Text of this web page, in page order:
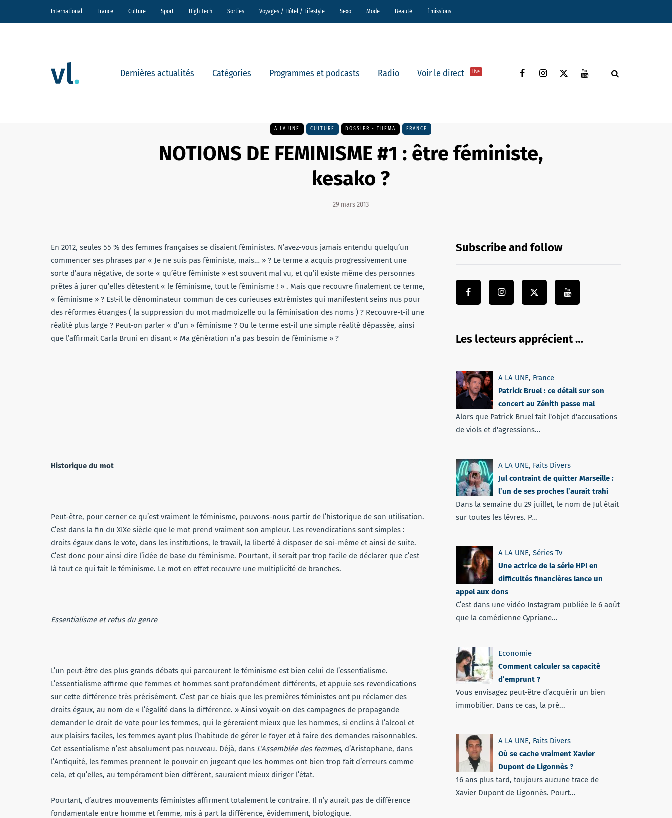
International France Culture Sport High Tech Sorties Voyages / Hôtel / Lifestyle Sexo Mode Beauté Émissions
Dernières actualités Catégories Programmes et podcasts Radio Voir le direct live
A LA UNE CULTURE DOSSIER - THEMA FRANCE
NOTIONS DE FEMINISME #1 : être féministe,
kesako ?
29 mars 2013
En 2012, seules 55 % des femmes françaises se disaient féministes. N’avez-vous jamais entendu quelqu’un
commencer ses phrases par « Je ne suis pas féministe, mais… » ? Le terme a acquis progressivement une
sorte d’aura négative, de sorte « qu’être féministe » est souvent mal vu, et qu’il existe même des personnes
prêtes à jurer qu’elles détestent « le féminisme, tout le féminisme ! » . Mais que recouvre finalement ce terme,
« féminisme » ? Est-il le dénominateur commun de ces curieuses extrémistes qui manifestent seins nus pour
des réformes étranges ( la suppression du mot madmoizelle ou la féminisation des noms ) ? Recouvre-t-il une
réalité plus large ? Peut-on parler « d’un » féminisme ? Ou le terme est-il une simple réalité dépassée, ainsi
que l’affirmait Carla Bruni en disant « Ma génération n’a pas besoin de féminisme » ?
Historique du mot
Peut-être, pour cerner ce qu’est vraiment le féminisme, pouvons-nous partir de l’historique de son utilisation.
C’est dans la fin du XIXe siècle que le mot prend vraiment son ampleur. Les revendications sont simples :
droits égaux dans le vote, dans les institutions, le travail, la liberté à disposer de soi-même et ainsi de suite.
C’est donc pour ainsi dire l’idée de base du féminisme. Pourtant, il serait par trop facile de déclarer que c’est
là tout ce qui fait le féminisme. Le mot en effet recouvre une multiplicité de branches.
Essentialisme et refus du genre
L’un peut-être des plus grands débats qui parcourent le féminisme est bien celui de l’essentialisme.
L’essentialisme affirme que femmes et hommes sont profondément différents, et appuie ses revendications
sur cette différence très précisément. C’est par ce biais que les premières féministes ont pu réclamer des
droits égaux, au nom de « l’égalité dans la différence. » Ainsi voyait-on des campagnes de propagande
demander le droit de vote pour les femmes, qui le géreraient mieux que les hommes, si enclins à l’alcool et
aux plaisirs faciles, les femmes ayant plus l’habitude de gérer le foyer et à faire des demandes raisonnables.
Cet essentialisme n’est absolument pas nouveau. Déjà, dans L’Assemblée des femmes, d’Aristophane, dans
l’Antiquité, les femmes prennent le pouvoir en jugeant que les hommes ont bien trop fait d’erreurs comme
cela, et qu’elles, au tempérament bien différent, sauraient mieux diriger l’état.
Pourtant, d’autres mouvements féministes affirment totalement le contraire. Il n’y aurait pas de différence
fondamentale entre homme et femme, mis à part la différence, évidemment, biologique.
Subscribe and follow
Les lecteurs apprécient …
A LA UNE, France
Patrick Bruel : ce détail sur son
concert au Zénith passe mal
Alors que Patrick Bruel fait l'objet d'accusations
de viols et d'agressions...
A LA UNE, Faits Divers
Jul contraint de quitter Marseille :
l’un de ses proches l’aurait trahi
Dans la semaine du 29 juillet, le nom de Jul était
sur toutes les lèvres. P...
A LA UNE, Séries Tv
Une actrice de la série HPI en
difficultés financières lance un
appel aux dons
C’est dans une vidéo Instagram publiée le 6 août
que la comédienne Cypriane...
Economie
Comment calculer sa capacité
d’emprunt ?
Vous envisagez peut-être d’acquérir un bien
immobilier. Dans ce cas, la pré...
A LA UNE, Faits Divers
Où se cache vraiment Xavier
Dupont de Ligonnès ?
16 ans plus tard, toujours aucune trace de
Xavier Dupont de Ligonnès. Pourt...